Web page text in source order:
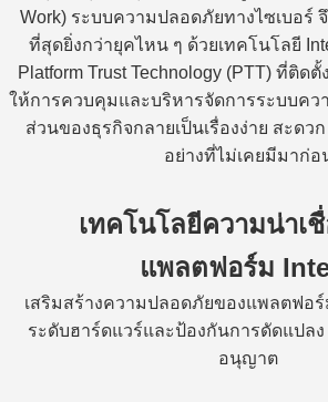
Work) ระบบความปลอดภัยทางไซเบอร์
ที่สุดยิ่งกว่ายุคไหน ๆ ด้วยเทคโนโลยี
Platform Trust Technology (PTT) ที่ติด
ให้การควบคุมและบริหารจัดการระบบค
ส่วนของธุรกิจกลายเป็นเรื่องง่าย สะดว
อย่างที่ไม่เคยมีมาก่อ
เทคโนโลยีความน่าเ
แพลตฟอร์ม
เสริมสร้างความปลอดภัยของแพลตฟอ
ระดับฮาร์ดแวร์และป้องกันการดัดแปลง
อนุญาต